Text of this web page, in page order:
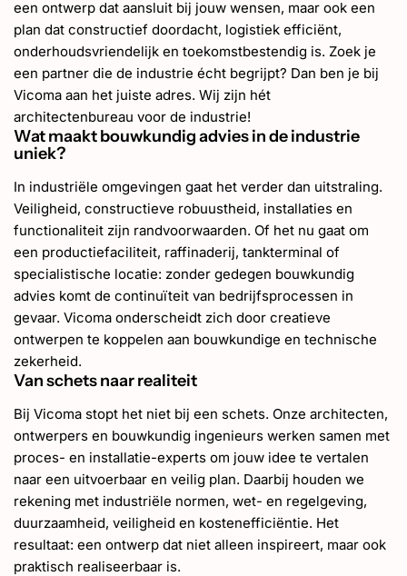
een ontwerp dat aansluit bij jouw wensen, maar ook een
plan dat constructief doordacht, logistiek efficiënt,
onderhoudsvriendelijk en toekomstbestendig is. Zoek je
een partner die de industrie écht begrijpt? Dan ben je bij
Vicoma aan het juiste adres. Wij zijn hét
architectenbureau voor de industrie!
Wat maakt bouwkundig advies in de industrie
uniek?
In industriële omgevingen gaat het verder dan uitstraling.
Veiligheid, constructieve robuustheid, installaties en
functionaliteit zijn randvoorwaarden. Of het nu gaat om
een productiefaciliteit, raffinaderij, tankterminal of
specialistische locatie: zonder gedegen bouwkundig
advies komt de continuïteit van bedrijfsprocessen in
gevaar. Vicoma onderscheidt zich door creatieve
ontwerpen te koppelen aan bouwkundige en technische
zekerheid.
Van schets naar realiteit
Bij Vicoma stopt het niet bij een schets. Onze architecten,
ontwerpers en bouwkundig ingenieurs werken samen met
proces- en installatie-experts om jouw idee te vertalen
naar een uitvoerbaar en veilig plan. Daarbij houden we
rekening met industriële normen, wet- en regelgeving,
duurzaamheid, veiligheid en kostenefficiëntie. Het
resultaat: een ontwerp dat niet alleen inspireert, maar ook
praktisch realiseerbaar is.